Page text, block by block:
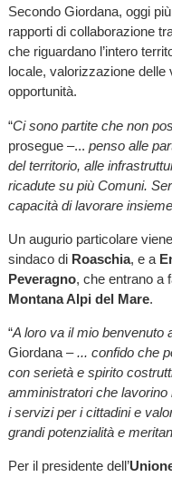
Secondo Giordana, oggi
rapporti di collaborazione
che riguardano l’intero
locale, valorizzazione delle
opportunità.
“Ci sono partite che non
prosegue –... penso alle
del territorio, alle
ricadute su più Comuni.
capacità di lavorare
Un augurio particolare
sindaco di Roaschia, e a
Peveragno, che entrano a
Montana Alpi del Mare.
“A loro va il mio benvenuto
Giordana –... confido che
con serietà e spirito
amministratori che lavorino
i servizi per i cittadini e
grandi potenzialità e
Per il presidente dell’